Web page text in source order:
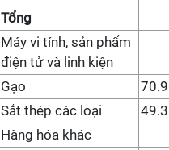
Tổng
Máy vi tính, sản phẩm
điện tử và linh kiện
Gạo
Sắt thép các loại
Hàng hóa khác